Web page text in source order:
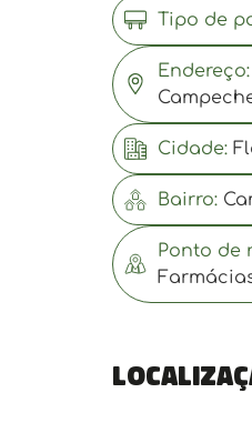
Tipo de
Endereço:
Cidade:
Bairro:
Ponto de